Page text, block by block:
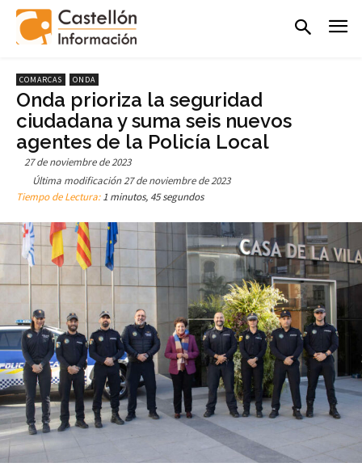
COMARCAS ONDA
Onda prioriza la seguridad
ciudadana y suma seis nuevos
agentes de la Policía Local
27 de noviembre de 2023
Última modificación27 de noviembre de 2023
Tiempo de Lectura:1 minutos, 45 segundos